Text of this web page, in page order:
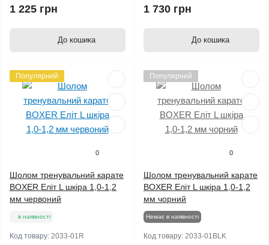
1 225 грн
До кошика
1 730 грн
До кошика
Популярний
0
Шолом тренувальний карате
BOXER Еліт L шкіра 1,0-1,2
мм червоний
в наявності
Код товару: 2033-01R
Популярний
0
Шолом тренувальний карате
BOXER Еліт L шкіра 1,0-1,2
мм чорний
Немає в наявності
Код товару: 2033-01BLK